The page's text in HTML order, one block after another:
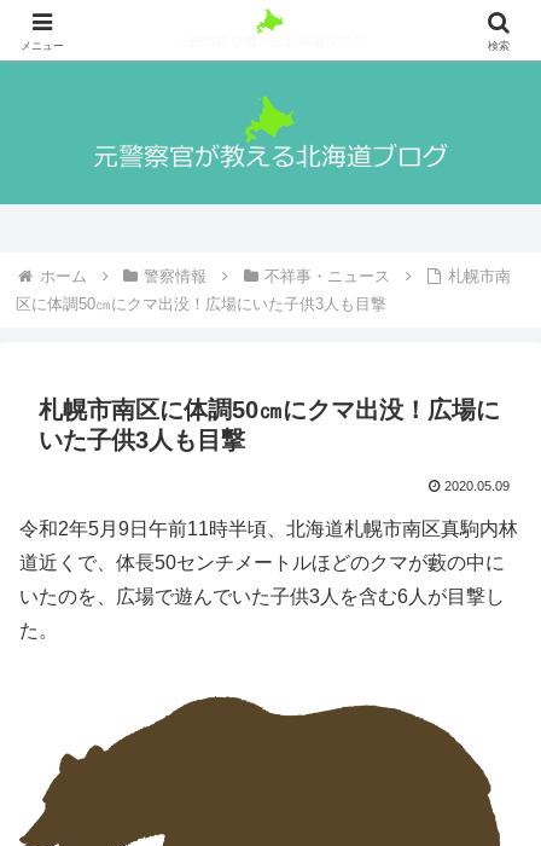
札幌出身の元警察官が警察官になる方法や実際の生活、北海道の魅力や観光地
ホーム 警察情報 不祥事・ニュース
札幌市南
区に体調50㎝にクマ出没！広場にいた子供3人も目撃
札幌市南区に体調50㎝にクマ出没！広場に
いた子供3人も目撃
2020.05.09
令和2年5月9日午前11時半頃、北海道札幌市南区真駒内林
道近くで、体長50センチメートルほどのクマが藪の中に
いたのを、広場で遊んでいた子供3人を含む6人が目撃し
た。
メニュー 検索